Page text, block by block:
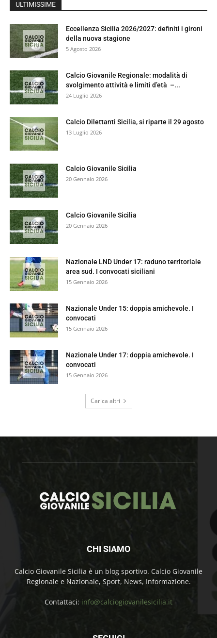
ULTIMISSIME
Eccellenza Sicilia 2026/2027: definiti i gironi
della nuova stagione
5 Agosto 2026
Calcio Giovanile Regionale: modalità di
svolgimento attività e limiti d’età –...
24 Luglio 2026
Calcio Dilettanti Sicilia, si riparte il 29 agosto
13 Luglio 2026
Calcio Giovanile Sicilia
20 Gennaio 2026
Calcio Giovanile Sicilia
20 Gennaio 2026
Nazionale LND Under 17: raduno territoriale
area sud. I convocati siciliani
15 Gennaio 2026
Nazionale Under 15: doppia amichevole. I
convocati
15 Gennaio 2026
Nazionale Under 17: doppia amichevole. I
convocati
15 Gennaio 2026
Carica altri
CHI SIAMO
Calcio Giovanile Sicilia è un blog sportivo. Calcio Giovanile
Regionale e Nazionale, Sport, News, Informazione.
Contattaci: info@calciogiovanilesicilia.it